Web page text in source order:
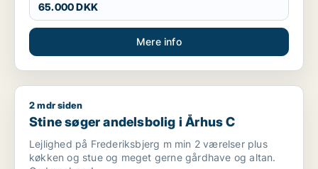
65.000 DKK
Mere info
Stine søger andelsbolig i Århus C
2 mdr siden
Stine søger andelsbolig i Århus C
Lejlighed på Frederiksbjerg m min 2 værelser plus
køkken og stue og meget gerne gårdhave og altan.